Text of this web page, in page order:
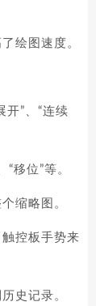
绘图速度。
开”、“连续
移位”等。
缩略图。
控板手势来
史记录。